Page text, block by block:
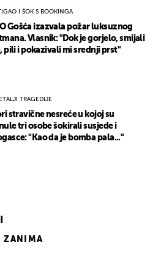
I ŠOK S BOOKINGA
Gošća izazvala požar luksuznog
Vlasnik: "Dok je gorjelo, smijali
pili i pokazivali mi srednji prst"
TRAGEDIJE
stravične nesreće u kojoj su
tri osobe šokirali susjede i
"Kao da je bomba pala..."
ZANIMA
NOTIFIKACIJE